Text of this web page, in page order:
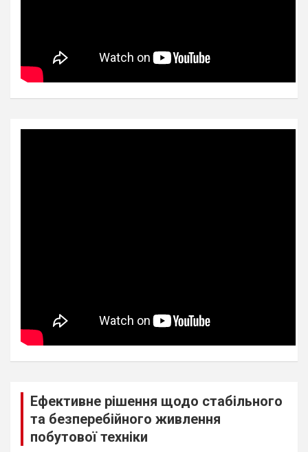
Ефективне рішення щодо стабільного
та безперебійного живлення
побутової техніки